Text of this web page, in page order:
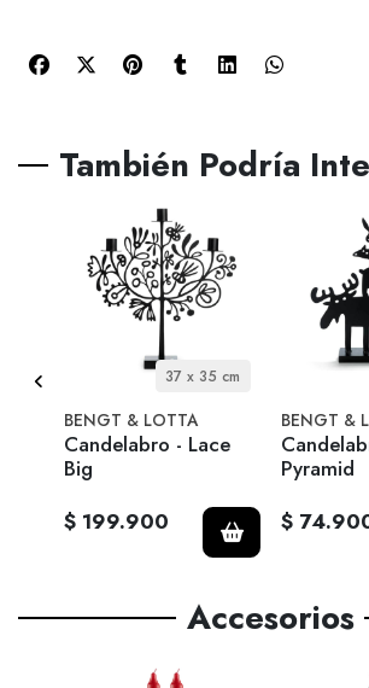
También Podría
37 x 35 cm
BENGT & LOTTA
Candelabro - Lace
Big
$ 199.900
BENGT &
Pyramid
$
Accesorios